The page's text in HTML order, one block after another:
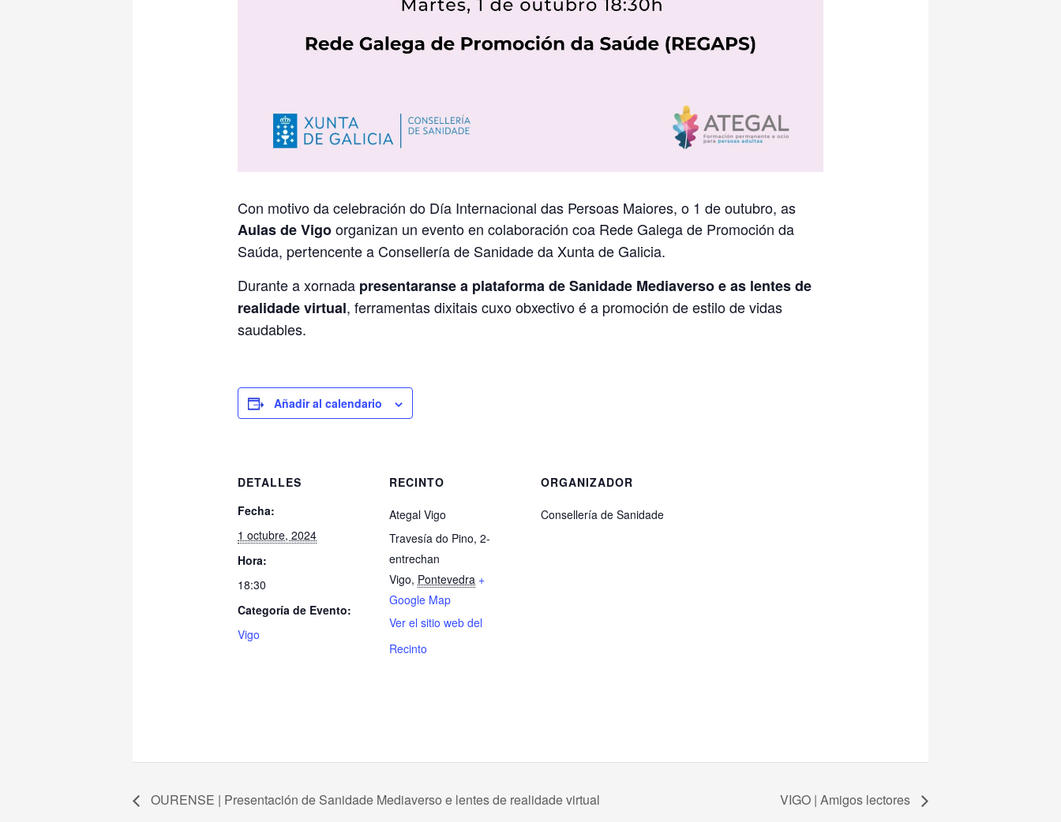
Con motivo da celebración do Día Internacional das Persoas Maiores, o 1 de outubro, as
Aulas de Vigoorganizan un evento en colaboración coa Rede Galega de Promoción da
Saúda, pertencente a Consellería de Sanidade da Xunta de Galicia.
Durante a xornada presentaranse a plataforma de Sanidade Mediaverso e as lentes de
realidade virtual, ferramentas dixitais cuxo obxectivo é a promoción de estilo de vidas
saudables.
Añadir al calendario
DETALLES
Fecha:
1 octubre, 2024
Hora:
18:30
Categoría de Evento:
Vigo
RECINTO
Ategal Vigo
Travesía do Pino, 2-
entrechan
Vigo, Pontevedra +
Google Map
Ver el sitio web del
Recinto
ORGANIZADOR
Consellería de Sanidade
OURENSE | Presentación de Sanidade Mediaverso e lentes de realidade virtual VIGO | Amigos lectores